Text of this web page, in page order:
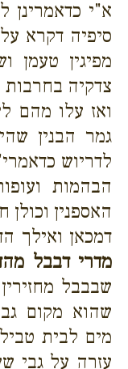
א"י כדאמרינן
סיפיה דקרא
מפיגין טעמן
צדקיה בחרבות
ואז עלו מהם
גמר הבנין
לדריוש
הבהמות
האספנין
דמכאן ואילך
מדרי דבבל
שבבבל
שהוא מקום
מים לבית
עזרה על גבי